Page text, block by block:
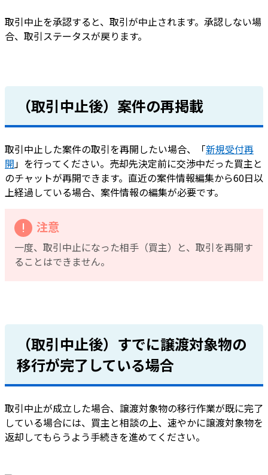
取引中止を承認すると、取引が中止されます。承認しない場
合、取引ステータスが戻ります。
（取引中止後）案件の再掲載
取引中止した案件の取引を再開したい場合、「新規受付再
開 」を行ってください。売却先決定前に交渉中だった買主と
のチャットが再開できます。直近の案件情報編集から60日以
上経過している場合、案件情報の編集が必要です。
注意
一度、取引中止になった相手（買主）と、取引を再開す
ることはできません。
（取引中止後）すでに譲渡対象物の
移行が完了している場合
取引中止が成立した場合、譲渡対象物の移行作業が既に完了
している場合には、買主と相談の上、速やかに譲渡対象物を
返却してもらうよう手続きを進めてください。